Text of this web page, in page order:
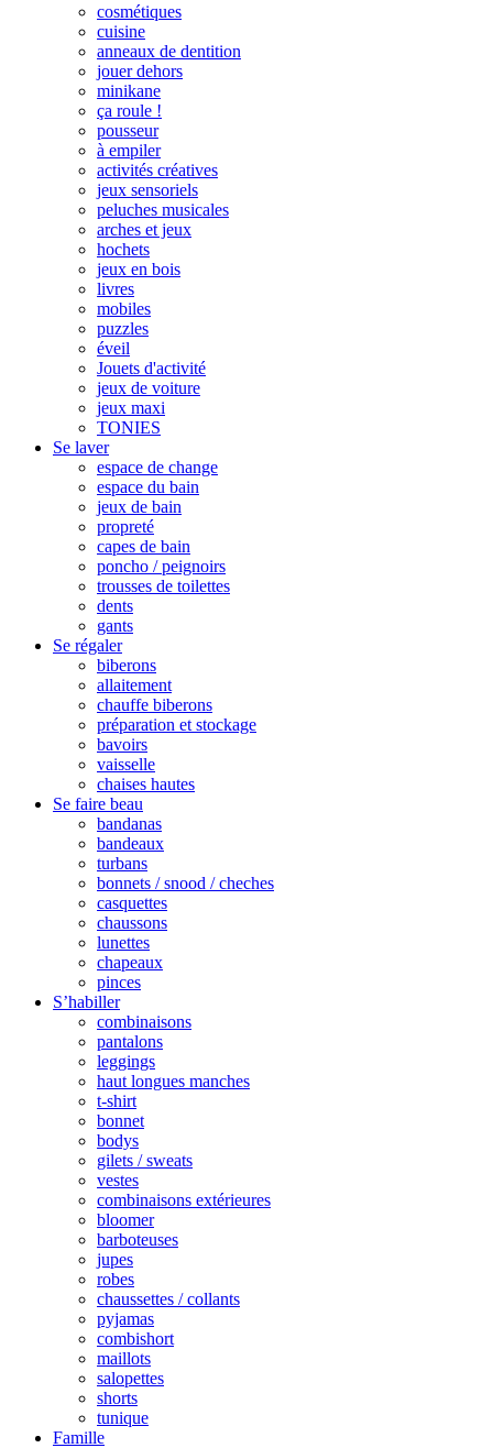
cosmétiques
cuisine
anneaux de dentition
jouer dehors
minikane
ça roule !
pousseur
à empiler
activités créatives
jeux sensoriels
peluches musicales
arches et jeux
hochets
jeux en bois
livres
mobiles
puzzles
éveil
Jouets d'activité
jeux de voiture
jeux maxi
TONIES
Se laver
espace de change
espace du bain
jeux de bain
propreté
capes de bain
poncho / peignoirs
trousses de toilettes
dents
gants
Se régaler
biberons
allaitement
chauffe biberons
préparation et stockage
bavoirs
vaisselle
chaises hautes
Se faire beau
bandanas
bandeaux
turbans
bonnets / snood / cheches
casquettes
chaussons
lunettes
chapeaux
pinces
S’habiller
combinaisons
pantalons
leggings
haut longues manches
t-shirt
bonnet
bodys
gilets / sweats
vestes
combinaisons extérieures
bloomer
barboteuses
jupes
robes
chaussettes / collants
pyjamas
combishort
maillots
salopettes
shorts
tunique
Famille